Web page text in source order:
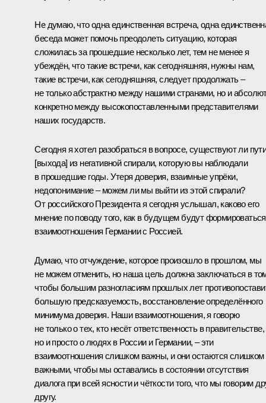
Не думаю, что одна единственная встреча, одна
беседа может помочь преодолеть ситуацию, которая
сложилась за прошедшие несколько лет, тем не менее я
убеждён, что такие встречи, как сегодняшняя, нужны нам,
такие встречи, как сегодняшняя, следует продолжать –
не только абстрактно между нашими странами, но и
конкретно между высокопоставленными представителями
наших государств.
Сегодня я хотел разобраться в вопросе, существуют ли
[выхода] из негативной спирали, которую вы наблюдали
в прошедшие годы. Утеря доверия, взаимные упрёки,
недопонимание – можем ли мы выйти из этой спирали?
От российского Президента я сегодня услышал, каково его
мнение по поводу того, как в будущем будут формироваться
взаимоотношения Германии с Россией.
Думаю, что отчуждение, которое произошло в прошлом, мы
не можем отменить, но наша цель должна заключаться в
чтобы большим разногласиям прошлых лет
большую предсказуемость, восстановление определённого
минимума доверия. Наши взаимоотношения, я говорю
не только о тех, кто несёт ответственность в правительстве,
но и просто о людях в России и Германии, – эти
взаимоотношения слишком важны, и они остаются слишком
важными, чтобы мы оставались в состоянии отсутствия
диалога при всей ясности и чёткости того, что мы говорим
другу.